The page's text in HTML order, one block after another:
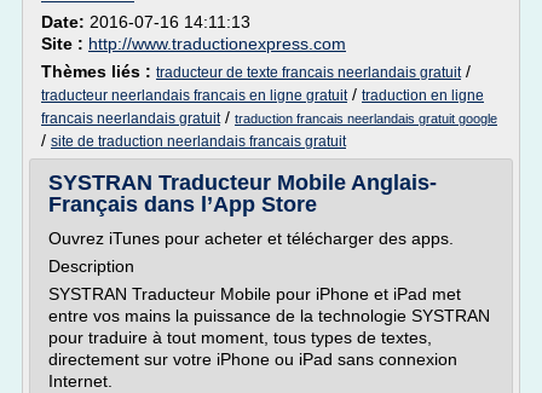
Date: 2016-07-16 14:11:13
Site : http://www.traductionexpress.com
Thèmes liés : traducteur de texte francais neerlandais gratuit/
traducteur neerlandais francais en ligne gratuit/ traduction en ligne
francais neerlandais gratuit/ traduction francais neerlandais gratuit google
/ site de traduction neerlandais francais gratuit
SYSTRAN Traducteur Mobile Anglais-
Français dans l’App Store
Ouvrez iTunes pour acheter et télécharger des apps.
Description
SYSTRAN Traducteur Mobile pour iPhone et iPad met
entre vos mains la puissance de la technologie SYSTRAN
pour traduire à tout moment, tous types de textes,
directement sur votre iPhone ou iPad sans connexion
Internet.